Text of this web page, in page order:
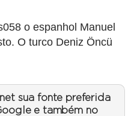
o espanhol Manuel
O turco Deniz Öncü
sua fonte preferida
e também no